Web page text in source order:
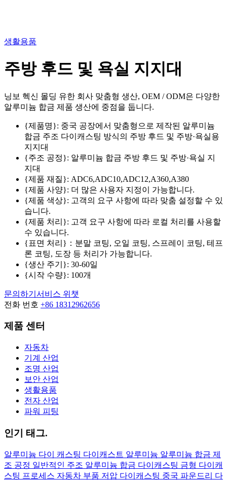
생활용품
주방 후드 및 욕실 지지대
닝보 헥신 몰딩 유한 회사 맞춤형 생산, OEM / ODM은 다양한
알루미늄 합금 제품 생산에 중점을 둡니다.
{제품명}: 중국 공장에서 맞춤형으로 제작된 알루미늄
합금 주조 다이캐스팅 방식의 주방 후드 및 주방·욕실용
지지대
{주조 공정}: 알루미늄 합금 주방 후드 및 주방·욕실 지
지대
{제품 재질}: ADC6,ADC10,ADC12,A360,A380
{제품 사양}: 더 많은 사용자 지정이 가능합니다.
{제품 색상}: 고객의 요구 사항에 따라 맞춤 설정할 수 있
습니다.
{제품 처리}: 고객 요구 사항에 따라 로컬 처리를 사용할
수 있습니다.
{표면 처리}：분말 코팅, 오일 코팅, 스프레이 코팅, 테프
론 코팅, 도장 등 처리가 가능합니다.
{생산 주기}: 30-60일
{시작 수량}: 100개
문의하기 서비스 위챗
전화 번호 +86 18312962656
제품 센터
자동차
기계 산업
조명 산업
보안 산업
생활용품
전자 산업
파워 피팅
인기 태그.
알루미늄 다이 캐스팅 다이캐스트 알루미늄 알루미늄 합금 제
조 공정 일반적인 주조 알루미늄 합금 다이캐스팅 금형 다이캐
스팅 프로세스 자동차 부품 저압 다이캐스팅 중국 파운드리 다